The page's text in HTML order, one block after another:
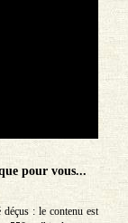
pour vous...
déçus : le contenu est